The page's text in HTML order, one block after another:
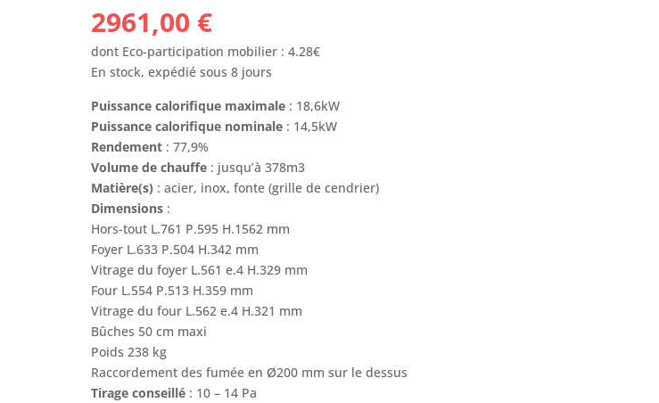
2961,00 €
dont Eco-participation mobilier : 4.28€
En stock, expédié sous 8 jours
Puissance calorifique maximale : 18,6kW
Puissance calorifique nominale : 14,5kW
Rendement : 77,9%
Volume de chauffe : jusqu’à 378m3
Matière(s) : acier, inox, fonte (grille de cendrier)
Dimensions :
Hors-tout L.761 P.595 H.1562 mm
Foyer L.633 P.504 H.342 mm
Vitrage du foyer L.561 e.4 H.329 mm
Four L.554 P.513 H.359 mm
Vitrage du four L.562 e.4 H.321 mm
Bûches 50 cm maxi
Poids 238 kg
Raccordement des fumée en Ø200 mm sur le dessus
Tirage conseillé : 10 – 14 Pa